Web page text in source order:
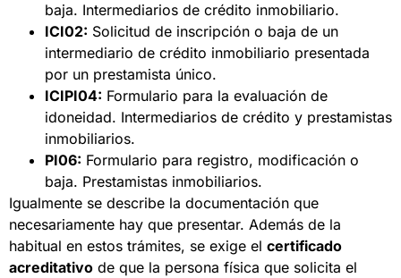
baja. Intermediarios de crédito inmobiliario.
ICI02: Solicitud de inscripción o baja de un
intermediario de crédito inmobiliario presentada
por un prestamista único.
ICIPI04: Formulario para la evaluación de
idoneidad. Intermediarios de crédito y prestamistas
inmobiliarios.
PI06: Formulario para registro, modificación o
baja. Prestamistas inmobiliarios.
Igualmente se describe la documentación que
necesariamente hay que presentar. Además de la
habitual en estos trámites, se exige el certificado
acreditativo de que la persona física que solicita el